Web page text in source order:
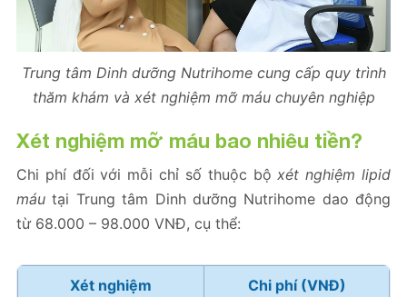
Trung tâm Dinh dưỡng Nutrihome cung cấp quy trình
thăm khám và xét nghiệm mỡ máu chuyên nghiệp
Xét nghiệm mỡ máu bao nhiêu tiền?
Chi phí đối với mỗi chỉ số thuộc bộ xét nghiệm lipid
máu tại Trung tâm Dinh dưỡng Nutrihome dao động
từ 68.000 – 98.000 VNĐ, cụ thể:
Xét nghiệm Chi phí (VNĐ)